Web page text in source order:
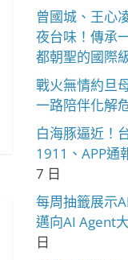
曾國城、王心
夜台味！傳承
都朝聖的國際
戰火無情約旦
一路陪伴化解
白海豚逼近！
1911、APP通
7 日
每周抽籤展示
邁向AI Agent
日